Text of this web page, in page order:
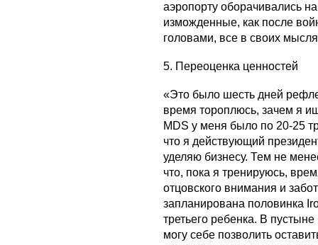
аэропорту оборачивались
изможденные, как после
головами, все в своих
5. Переоценка ценностей
«Это было шесть дней
время тороплюсь, зачем я
MDS у меня было по 20-25
что я действующий
уделяю бизнесу. Тем не
что, пока я тренируюсь,
отцовского внимания и
запланирована половинка
третьего ребенка. В
могу себе позволить